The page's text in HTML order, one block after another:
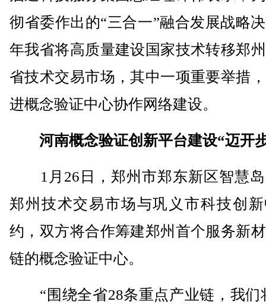
彻省委作出的“三合一”融合发展战略
年我省将高质量建设国家技术转移郑
省技术交易市场，其中一项重要举措
进概念验证中心协作网络建设。
河南概念验证创新平台建设“迈开
1月26日，郑州市郑东新区智慧岛
郑州技术交易市场与巩义市科技创
约，双方将合作筹建郑州首个服务新
链的概念验证中心。
“围绕全省28条重点产业链，我们